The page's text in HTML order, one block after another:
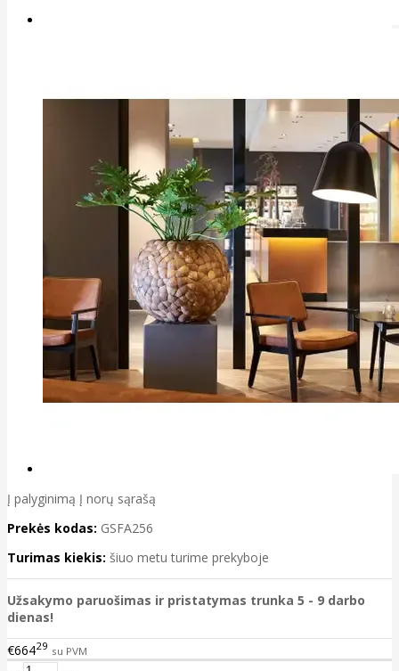
Į palyginimą Į norų sąrašą
Prekės kodas: GSFA256
Turimas kiekis: šiuo metu turime prekyboje
Užsakymo paruošimas ir pristatymas trunka 5 - 9 darbo
dienas!
€66429 su PVM